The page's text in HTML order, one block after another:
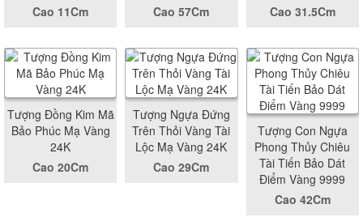
Cao 11Cm
Cao 57Cm
Cao 31.5Cm
Tượng Đồng Kim Mã
Bảo Phúc Mạ Vàng
24K
Cao 20Cm
Tượng Ngựa Đứng
Trên Thỏi Vàng Tài
Lộc Mạ Vàng 24K
Cao 29Cm
Tượng Con Ngựa
Phong Thủy Chiêu
Tài Tiến Bảo Dát
Điểm Vàng 9999
Cao 42Cm